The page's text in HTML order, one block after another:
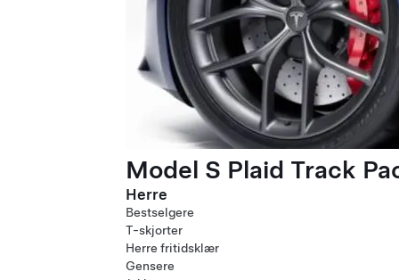
Model S Plaid Track
Herre
Bestselgere
T-skjorter
Herre fritidsklær
Gensere